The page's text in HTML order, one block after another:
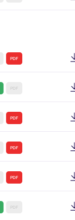
PDF
PDF
PDF
PDF
PDF
PDF